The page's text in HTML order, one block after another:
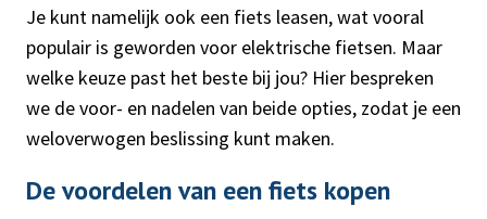
Je kunt namelijk ook een fiets leasen, wat vooral
populair is geworden voor elektrische fietsen. Maar
welke keuze past het beste bij jou? Hier bespreken
we de voor- en nadelen van beide opties, zodat je een
weloverwogen beslissing kunt maken.
De voordelen van een fiets kopen